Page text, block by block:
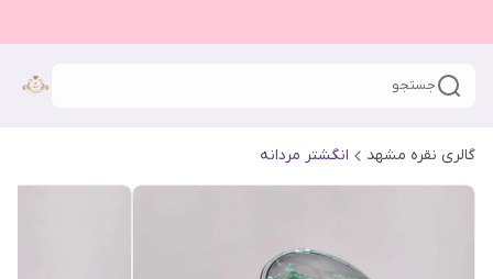
جستجو
گالری نقره مشهد انگشتر مردانه